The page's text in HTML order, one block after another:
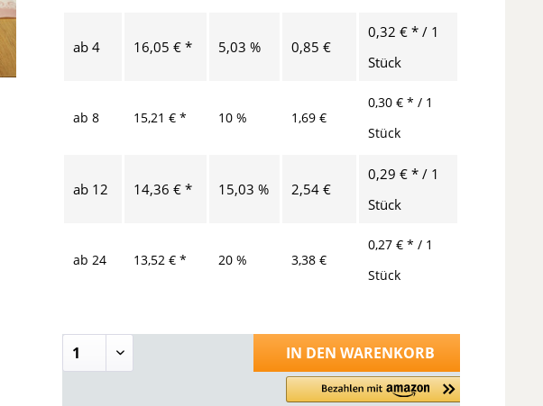
ab4 16,05 € * 5,03 % 0,85 €
0,32 € * / 1
Stück
ab8 15,21 € * 10 % 1,69 €
0,30 € * / 1
Stück
ab 12 14,36 € * 15,03 % 2,54 €
0,29 € * / 1
Stück
ab24 13,52 € * 20 % 3,38 €
0,27 € * / 1
Stück
IN DEN WARENKORB